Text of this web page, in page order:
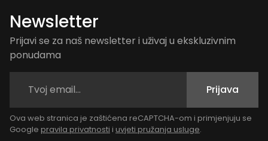
Newsletter
Prijavi se za naš newsletter i uživaj u ekskluzivnim
ponudama
Prijava
Ova web stranica je zaštićena reCAPTCHA-om i primjenjuju se
Google pravila privatnosti i uvjeti pružanja usluge.